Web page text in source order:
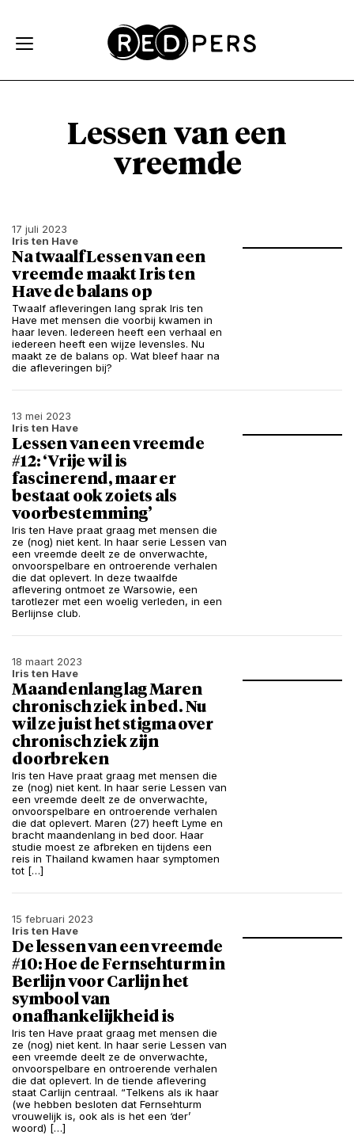
Lessen van een
vreemde
17 juli 2023
Iris ten Have
Na twaalf Lessen van een
vreemde maakt Iris ten
Have de balans op
Twaalf afleveringen lang sprak Iris ten
Have met mensen die voorbij kwamen in
haar leven. Iedereen heeft een verhaal en
iedereen heeft een wijze levensles. Nu
maakt ze de balans op. Wat bleef haar na
die afleveringen bij?
13 mei 2023
Iris ten Have
Lessen van een vreemde
#12: ‘Vrije wil is
fascinerend, maar er
bestaat ook zoiets als
voorbestemming’
Iris ten Have praat graag met mensen die
ze (nog) niet kent. In haar serie Lessen van
een vreemde deelt ze de onverwachte,
onvoorspelbare en ontroerende verhalen
die dat oplevert. In deze twaalfde
aflevering ontmoet ze Warsowie, een
tarotlezer met een woelig verleden, in een
Berlijnse club.
18 maart 2023
Iris ten Have
Maandenlang lag Maren
chronisch ziek in bed. Nu
wil ze juist het stigma over
chronisch ziek zijn
doorbreken
Iris ten Have praat graag met mensen die
ze (nog) niet kent. In haar serie Lessen van
een vreemde deelt ze de onverwachte,
onvoorspelbare en ontroerende verhalen
die dat oplevert. Maren (27) heeft Lyme en
bracht maandenlang in bed door. Haar
studie moest ze afbreken en tijdens een
reis in Thailand kwamen haar symptomen
tot […]
15 februari 2023
Iris ten Have
De lessen van een vreemde
#10: Hoe de Fernsehturm in
Berlijn voor Carlijn het
symbool van
onafhankelijkheid is
Iris ten Have praat graag met mensen die
ze (nog) niet kent. In haar serie Lessen van
een vreemde deelt ze de onverwachte,
onvoorspelbare en ontroerende verhalen
die dat oplevert. In de tiende aflevering
staat Carlijn centraal. “Telkens als ik haar
(we hebben besloten dat Fernsehturm
vrouwelijk is, ook als is het een ‘der’
woord) […]